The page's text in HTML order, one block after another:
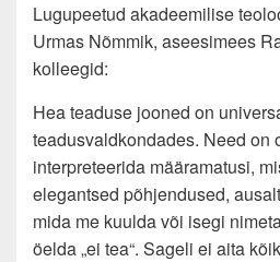
Lugupeetud akadeemilise
Urmas Nõmmik, aseesimees
kolleegid:
Hea teaduse jooned on
teadusvaldkondades. Need on
interpreteerida määramatusi,
elegantsed põhjendused,
mida me kuulda või isegi
öelda „ei tea“. Sageli ei aita